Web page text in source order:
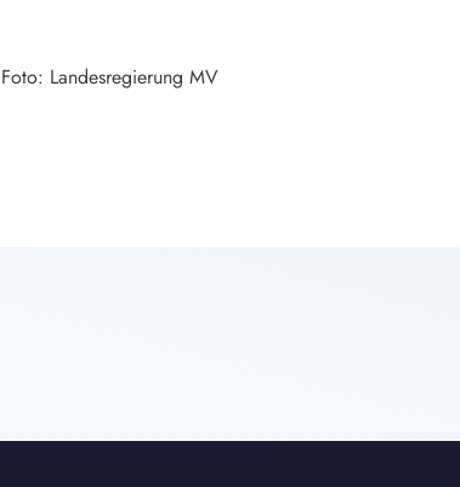
Foto: Landesregierung MV